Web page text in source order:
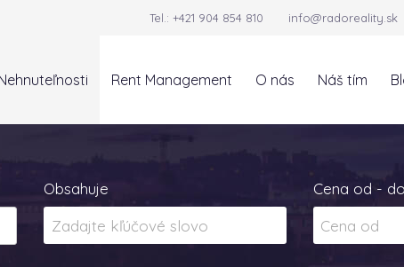
Tel.: +421 904 854 810
Rent Management O nás Náš tím
Obsahuje Cena od - do